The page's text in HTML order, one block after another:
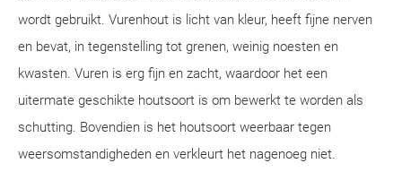
wordt gebruikt. Vurenhout is licht van kleur, heeft fijne nerven
en bevat, in tegenstelling tot grenen, weinig noesten en
kwasten. Vuren is erg fijn en zacht, waardoor het een
uitermate geschikte houtsoort is om bewerkt te worden als
schutting. Bovendien is het houtsoort weerbaar tegen
weersomstandigheden en verkleurt het nagenoeg niet.